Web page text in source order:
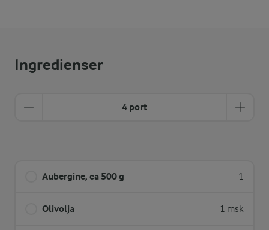
Ingredienser
4 port
Aubergine, ca 500 g 1
Olivolja 1 msk